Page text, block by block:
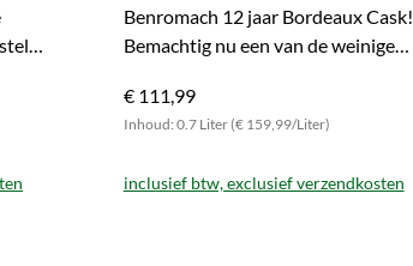
Benromach 12 jaar Bordeaux Cask!
Bemachtig nu een van de weinige
€ 111,99
Inhoud: 0.7 Liter (€ 159,99/Liter)
inclusief btw, exclusief verzendkosten